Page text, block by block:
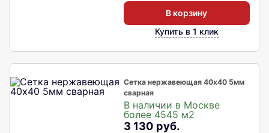
В корзину
Купить в 1 клик
Сетка нержавеющая 40х40 5мм
сварная
В наличии в Москве
более 4545 м2
3 130 руб.